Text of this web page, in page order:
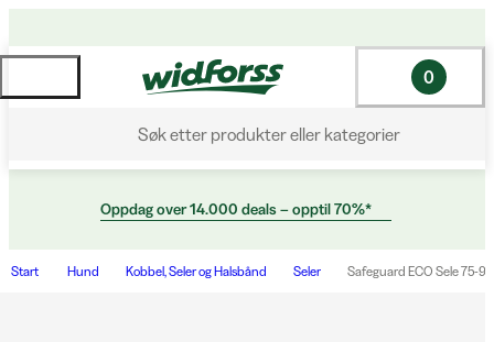
Søk etter produkter eller kategorier
0
Oppdag over 14.000 deals – opptil 70%*
Start Hund Kobbel, Seler og Halsbånd Seler Safeguard ECO Sele 75-